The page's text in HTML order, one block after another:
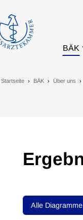
BÄK
Startseite BÄK Über uns
Alle